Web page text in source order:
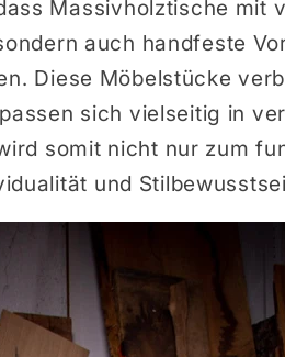
Massivholztische mit
auch handfeste
Diese Möbelstücke
sich vielseitig in
somit nicht nur zum
und